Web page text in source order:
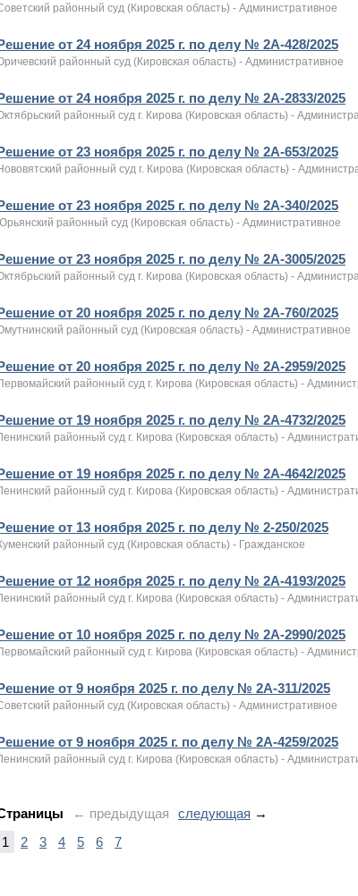
районный суд (Кировская область) - Административное
от 24 ноября 2025 г. по делу № 2А-428/2025
районный суд (Кировская область) - Административное
от 24 ноября 2025 г. по делу № 2А-2833/2025
районный суд г. Кирова (Кировская область) -
от 23 ноября 2025 г. по делу № 2А-653/2025
районный суд г. Кирова (Кировская область) -
от 23 ноября 2025 г. по делу № 2А-340/2025
районный суд (Кировская область) - Административное
от 23 ноября 2025 г. по делу № 2А-3005/2025
районный суд г. Кирова (Кировская область) -
от 20 ноября 2025 г. по делу № 2А-760/2025
районный суд (Кировская область) - Административное
от 20 ноября 2025 г. по делу № 2А-2959/2025
районный суд г. Кирова (Кировская область) -
от 19 ноября 2025 г. по делу № 2А-4732/2025
районный суд г. Кирова (Кировская область) -
от 19 ноября 2025 г. по делу № 2А-4642/2025
районный суд г. Кирова (Кировская область) -
от 13 ноября 2025 г. по делу № 2-250/2025
районный суд (Кировская область) - Гражданское
от 12 ноября 2025 г. по делу № 2А-4193/2025
районный суд г. Кирова (Кировская область) -
от 10 ноября 2025 г. по делу № 2А-2990/2025
районный суд г. Кирова (Кировская область) -
от 9 ноября 2025 г. по делу № 2А-311/2025
районный суд (Кировская область) - Административное
от 9 ноября 2025 г. по делу № 2А-4259/2025
районный суд г. Кирова (Кировская область) -
← предыдущая следующая →
1
2 3 4 5 6 7